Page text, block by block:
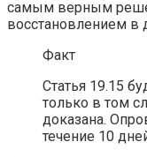
самым верным
восстановлением в
Факт
Статья 19.15
только в том
доказана.
течение 10